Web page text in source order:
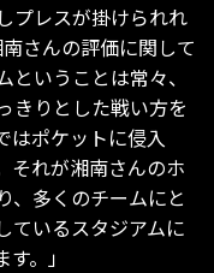
プレスが掛けられれ
さんの評価に関して
いうことは常々、
きりとした戦い方を
はポケットに侵入
それが湘南さんのホ
、多くのチームにと
ているスタジアムに
。」